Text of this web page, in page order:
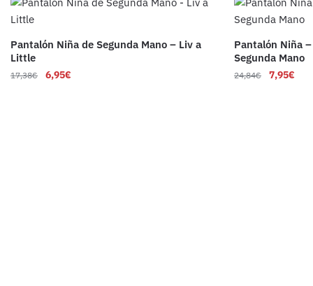
Pantalón Niña de Segunda Mano – Liv a
Little
17,38€ 6,95€
Pantalón Niña
Segunda Mano
24,84€ 7,95€